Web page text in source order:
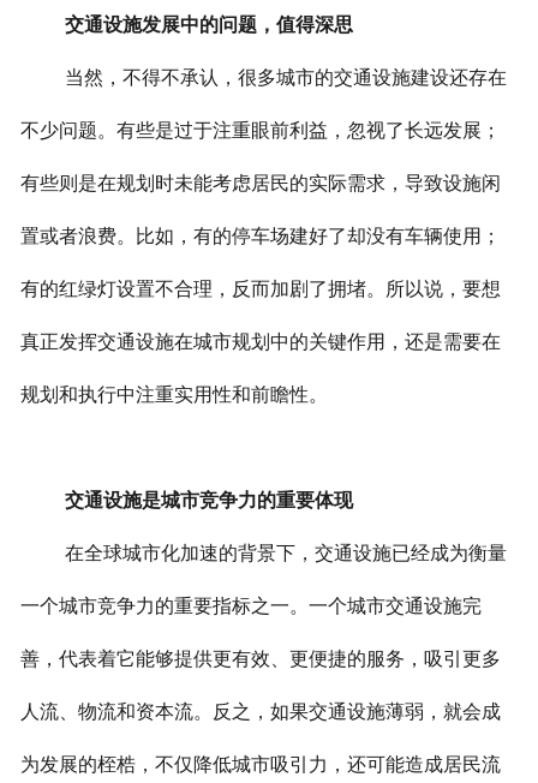
交通设施发展中的问题，值得深思
当然，不得不承认，很多城市的交通设施建设还存在
不少问题。有些是过于注重眼前利益，忽视了长远发展；
有些则是在规划时未能考虑居民的实际需求，导致设施闲
置或者浪费。比如，有的停车场建好了却没有车辆使用；
有的红绿灯设置不合理，反而加剧了拥堵。所以说，要想
真正发挥交通设施在城市规划中的关键作用，还是需要在
规划和执行中注重实用性和前瞻性。
交通设施是城市竞争力的重要体现
在全球城市化加速的背景下，交通设施已经成为衡量
一个城市竞争力的重要指标之一。一个城市交通设施完
善，代表着它能够提供更有效、更便捷的服务，吸引更多
人流、物流和资本流。反之，如果交通设施薄弱，就会成
为发展的桎梏，不仅降低城市吸引力，还可能造成居民流